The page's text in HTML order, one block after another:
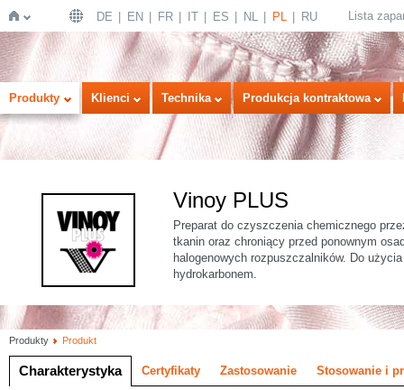
Strona
DE EN FR IT ES NL PL RU Lista
Produkty Klienci Technika Produkcja kontraktowa
Vinoy PLUS
Preparat do czyszczenia chemicznego
tkanin oraz chroniący przed ponownym
halogenowych rozpuszczalników. Do
hydrokarbonem.
Produkty Produkt
Charakterystyka Certyfikaty Zastosowanie Stosowanie i